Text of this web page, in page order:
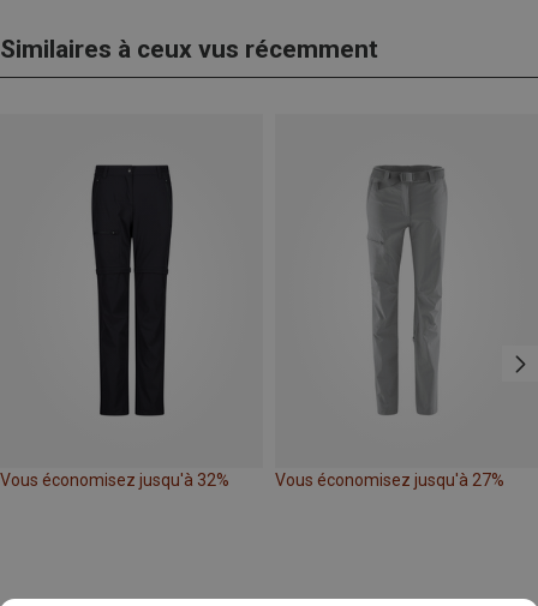
Similaires à ceux vus récemment
Vous économisez jusqu'à 32% Vous économisez jusqu'à 27%